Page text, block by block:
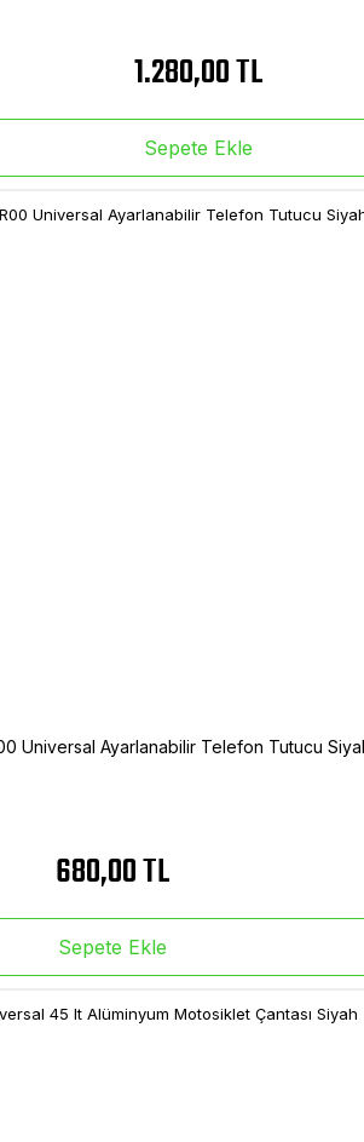
1.280,00 TL
Sepete Ekle
Universal Ayarlanabilir Telefon Tutucu
680,00 TL
Sepete Ekle